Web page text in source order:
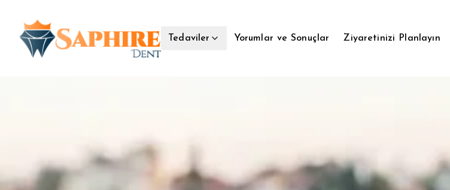
Tedaviler Yorumlar ve Sonuçlar Ziyaretinizi Planlayın